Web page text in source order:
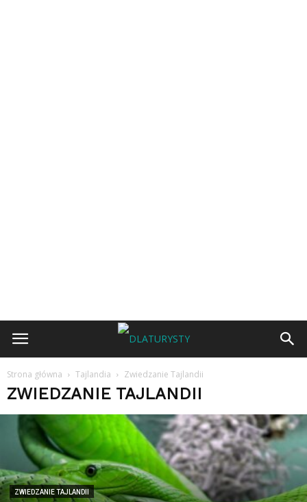
Strona główna Tajlandia Zwiedzanie Tajlandii
ZWIEDZANIE TAJLANDII
ZWIEDZANIE TAJLANDII